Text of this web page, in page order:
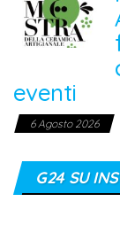
eventi
6 Agosto 2026
G24 SU